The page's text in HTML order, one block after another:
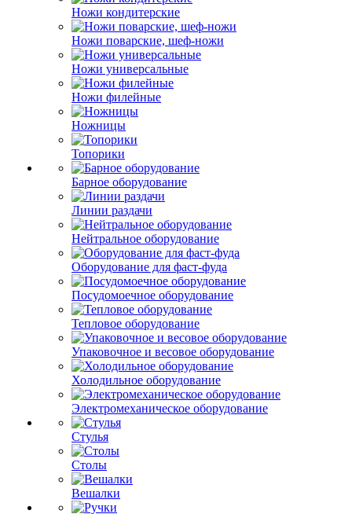
Ножи кондитерские
Ножи поварские, шеф-ножи
Ножи универсальные
Ножи филейные
Ножницы
Топорики
Барное оборудование
Линии раздачи
Нейтральное оборудование
Оборудование для фаст-фуда
Посудомоечное оборудование
Тепловое оборудование
Упаковочное и весовое оборудование
Холодильное оборудование
Электромеханическое оборудование
Стулья
Столы
Вешалки